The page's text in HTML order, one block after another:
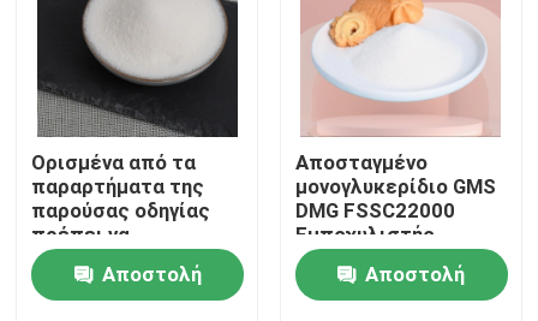
Σχετικά με εμάς
Γύρος εργοστασίων
Ποιοτικός έλεγχος
Επικοινωνήστε μαζί μας
Ορισμένα από τα
παραρτήματα της
παρούσας οδηγίας
πρέπει να
περιλαμβάνονται στο
παράρτημα της
παρούσας οδηγίας.
Αποστολή
Αποσταγμένο
μονογλυκερίδιο GMS
DMG FSSC22000
Εμποχυλιστής
τροφίμων E471
Αποστολή